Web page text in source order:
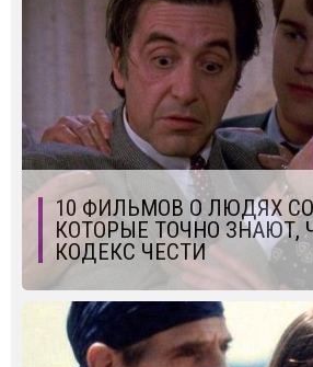
10 ФИЛЬМОВ О ЛЮДЯХ
КОТОРЫЕ ТОЧНО ЗНАЮТ,
КОДЕКС ЧЕСТИ